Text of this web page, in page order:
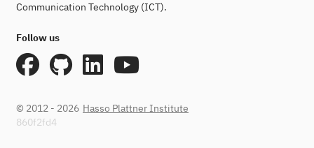
Communication Technology (ICT).
Follow us
© 2012 - 2026 Hasso Plattner Institute
860f2fd4